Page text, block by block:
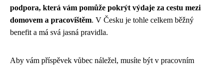
podpora, která vám pomůže pokrýt výdaje za cestu mezi
domovem a pracovištěm. V Česku je tohle celkem běžný
benefit a má svá jasná pravidla.
Aby vám příspěvek vůbec náležel, musíte být v pracovním